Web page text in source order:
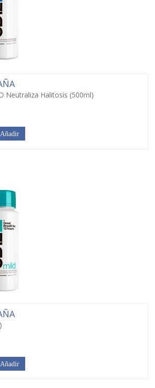
Neutraliza Halitosis (500ml)
Añadir
Añadir